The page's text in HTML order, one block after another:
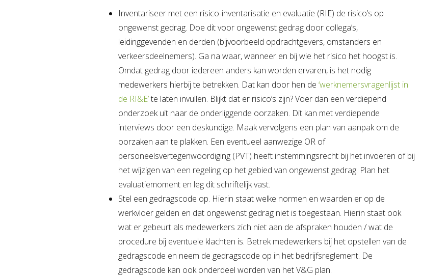
Inventariseer met een risico-inventarisatie en evaluatie (RIE) de risico’s op
ongewenst gedrag. Doe dit voor ongewenst gedrag door collega’s,
leidinggevenden en derden (bijvoorbeeld opdrachtgevers, omstanders en
verkeersdeelnemers). Ga na waar, wanneer en bij wie het risico het hoogst is.
Omdat gedrag door iedereen anders kan worden ervaren, is het nodig
medewerkers hierbij te betrekken. Dat kan door hen de ‘werknemersvragenlijst in
de RI&E’te laten invullen. Blijkt dat er risico’s zijn? Voer dan een verdiepend
onderzoek uit naar de onderliggende oorzaken. Dit kan met verdiepende
interviews door een deskundige. Maak vervolgens een plan van aanpak om de
oorzaken aan te plakken. Een eventueel aanwezige OR of
personeelsvertegenwoordiging (PVT) heeft instemmingsrecht bij het invoeren of bij
het wijzigen van een regeling op het gebied van ongewenst gedrag. Plan het
evaluatiemoment en leg dit schriftelijk vast.
Stel een gedragscode op. Hierin staat welke normen en waarden er op de
werkvloer gelden en dat ongewenst gedrag niet is toegestaan. Hierin staat ook
wat er gebeurt als medewerkers zich niet aan de afspraken houden / wat de
procedure bij eventuele klachten is. Betrek medewerkers bij het opstellen van de
gedragscode en neem de gedragscode op in het bedrijfsreglement. De
gedragscode kan ook onderdeel worden van het V&G plan.